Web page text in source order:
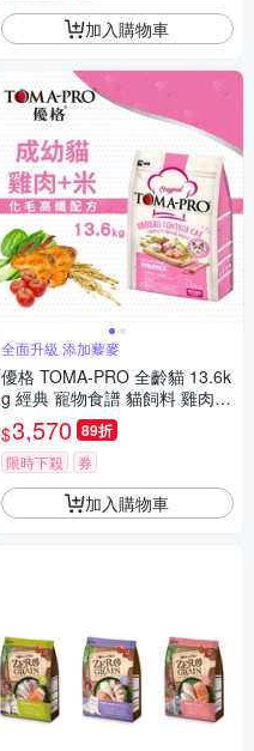
加入購物車
全面升級 添加藜麥
優格 TOMA-PRO 全齡貓 13.6k
g 經典 寵物食譜 貓飼料 雞肉
米 天然糧
$3,570 89折
限時下殺 券
加入購物車